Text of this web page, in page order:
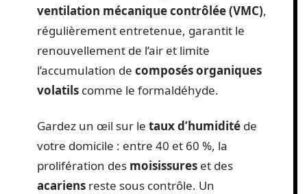
ventilation mécanique contrôlée (VMC),
régulièrement entretenue, garantit le
renouvellement de l’air et limite
l’accumulation de composés organiques
volatils comme le formaldéhyde.
Gardez un œil sur le taux d’humidité de
votre domicile : entre 40 et 60 %, la
prolifération des moisissures et des
acariens reste sous contrôle. Un